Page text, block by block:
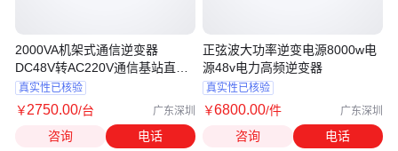
2000VA机架式通信逆变器
DC48V转AC220V通信基站直流
转交流海迪尔
真实性已核验
￥2750.00/台 广东深圳
咨询 电话
正弦波大功率逆变电源8000w电
源48v电力高频逆变器
真实性已核验
￥6800.00/件 广东深圳
咨询 电话